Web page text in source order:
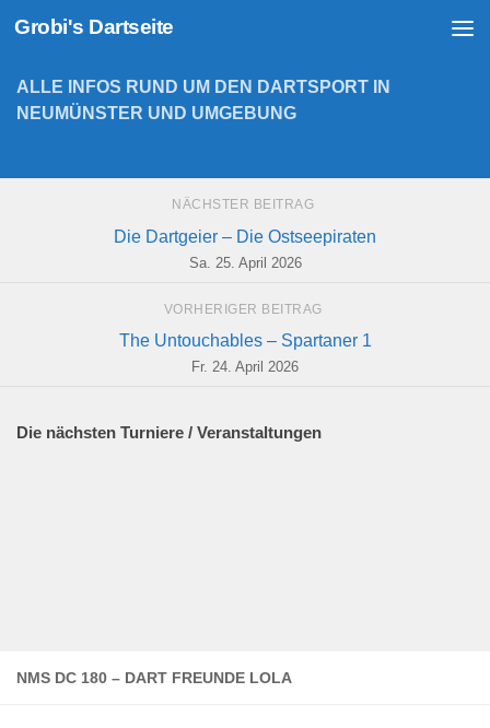
Zum Inhalt springen
Grobi's Dartseite
NMS DC 180 – DART FREUNDE LOLA
ALLE INFOS RUND UM DEN DARTSPORT IN
NEUMÜNSTER UND UMGEBUNG
NÄCHSTER BEITRAG
Die Dartgeier – Die Ostseepiraten
Sa. 25. April 2026
VORHERIGER BEITRAG
The Untouchables – Spartaner 1
Fr. 24. April 2026
Die nächsten Turniere / Veranstaltungen